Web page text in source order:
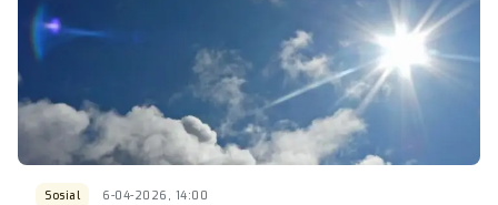
Sosial 6-04-2026, 14:00